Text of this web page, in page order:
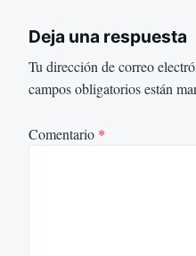
Deja una respuesta
Tu dirección de correo
campos obligatorios están
Comentario *